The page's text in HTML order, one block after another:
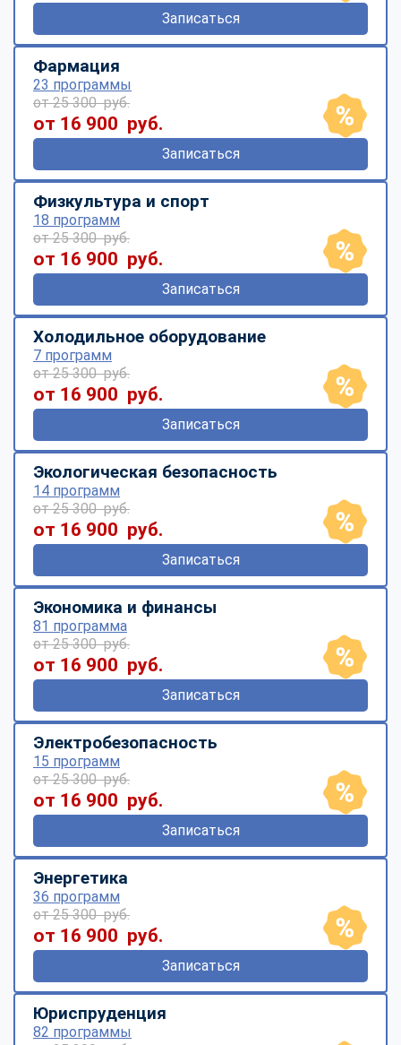
Записаться
Фармация
23 программы
от 25 300 руб.
от 16 900 руб.
Записаться
Физкультура и спорт
18 программ
от 25 300 руб.
от 16 900 руб.
Записаться
Холодильное оборудование
7 программ
от 25 300 руб.
от 16 900 руб.
Записаться
Экологическая безопасность
14 программ
от 25 300 руб.
от 16 900 руб.
Записаться
Экономика и финансы
81 программа
от 25 300 руб.
от 16 900 руб.
Записаться
Электробезопасность
15 программ
от 25 300 руб.
от 16 900 руб.
Записаться
Энергетика
36 программ
от 25 300 руб.
от 16 900 руб.
Записаться
Юриспруденция
82 программы